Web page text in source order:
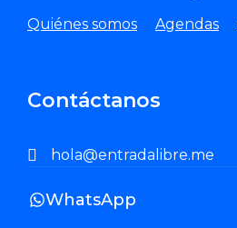
Quiénes somos
Agendas
Contáctanos
hola@entradalibre.me
WhatsApp